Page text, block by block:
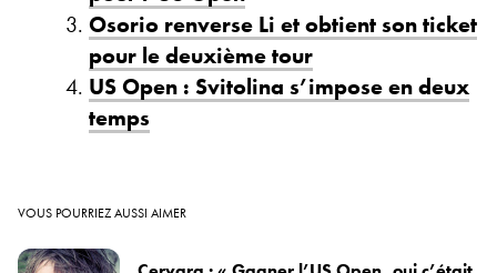
Osorio renverse Li et obtient son ticket
pour le deuxième tour
US Open : Svitolina s’impose en deux
temps
VOUS POURRIEZ AUSSI AIMER